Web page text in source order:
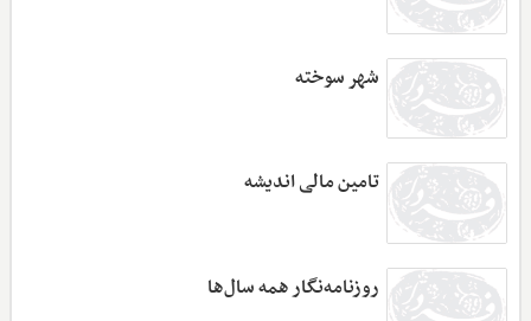
شهر سوخته
تامین مالی اندیشه
روزنامه‌نگار همه سال‌ها